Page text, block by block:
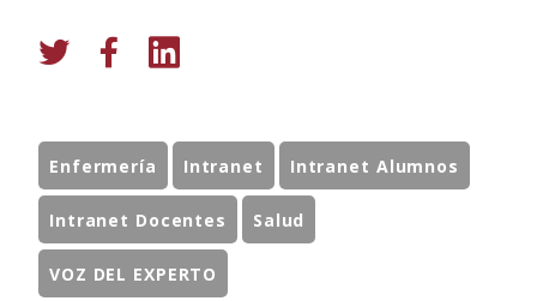
Enfermería Intranet Intranet Alumnos
Intranet Docentes Salud
VOZ DEL EXPERTO